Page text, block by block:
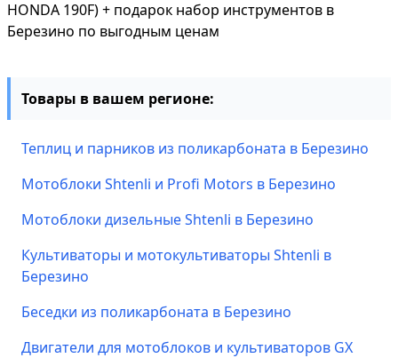
HONDA 190F) + подарок набор инструментов в
Березино по выгодным ценам
Товары в вашем регионе:
Теплиц и парников из поликарбоната в Березино
Мотоблоки Shtenli и Profi Motors в Березино
Мотоблоки дизельные Shtenli в Березино
Культиваторы и мотокультиваторы Shtenli в
Березино
Беседки из поликарбоната в Березино
Двигатели для мотоблоков и культиваторов GX